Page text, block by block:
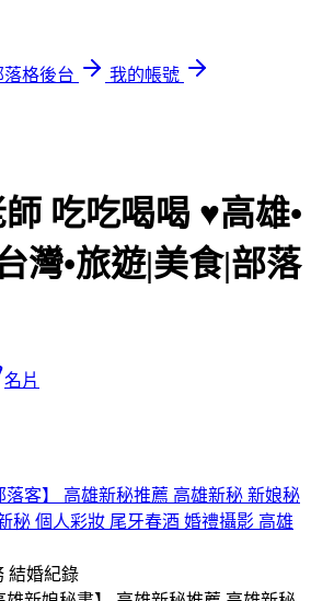
格後台
我的帳號
吃吃喝喝 ♥️高雄•
灣•旅遊|美食|部落
名片
落客】 高雄新秘推薦 高雄新秘 新娘秘
秘 個人彩妝 尾牙春酒 婚禮攝影 高雄
結婚紀錄